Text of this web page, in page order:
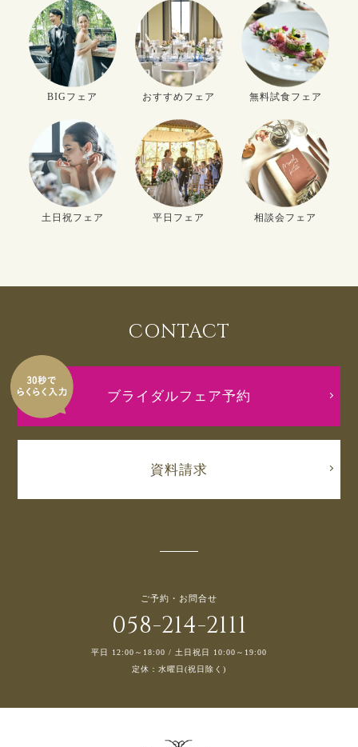
BIGフェア おすすめフェア 無料試食フェア
土日祝フェア 平日フェア 相談会フェア
CONTACT
ブライダルフェア予約
資料請求
ご予約・お問合せ
058-214-2111
平日 12:00～18:00 / 土日祝日 10:00～19:00
定休：水曜日(祝日除く)